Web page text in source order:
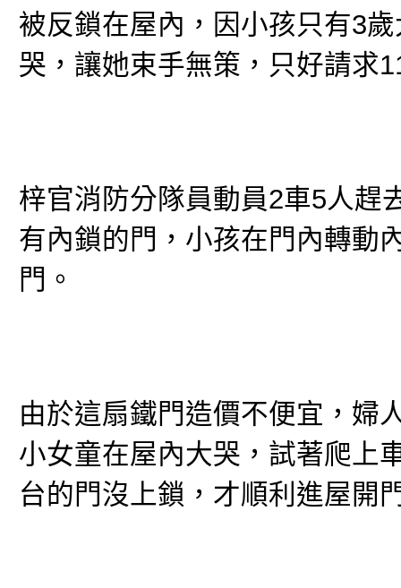
被反鎖在屋內，因小孩只有3
哭，讓她束手無策，只好請求
梓官消防分隊員動員2車5人趕
有內鎖的門，小孩在門內轉動
門。
由於這扇鐵門造價不便宜，婦
小女童在屋內大哭，試著爬上
台的門沒上鎖，才順利進屋開